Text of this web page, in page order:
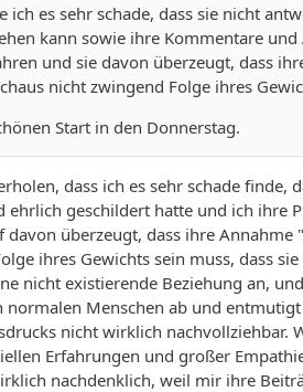
ich es sehr schade, dass sie nicht
kann sowie ihre Kommentare
und sie davon überzeugt, dass
nicht zwingend Folge ihres
Start in den Donnerstag.
dass ich es sehr schade
ehrlich geschildert hatte und ich ihre
davon überzeugt, dass ihre
ihres Gewichts sein muss, dass
nicht existierende Beziehung an,
normalen Menschen ab und
nicht wirklich
Erfahrungen und großer
nachdenklich, weil mir ihre